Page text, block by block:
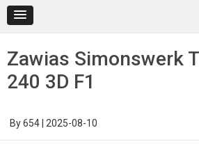
Zawias Simonswerk
240 3D F1
By654 2025-08-10